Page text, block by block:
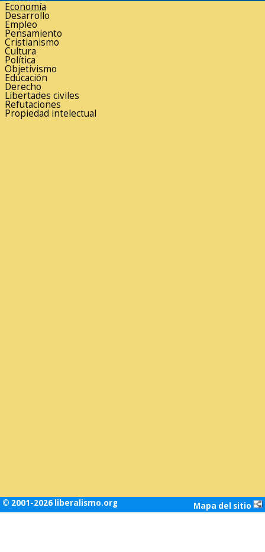
Economía
Desarrollo
Empleo
Pensamiento
Cristianismo
Cultura
Política
Objetivismo
Educación
Derecho
Libertades civiles
Refutaciones
Propiedad intelectual
© 2001-2026 liberalismo.org Mapa del sitio